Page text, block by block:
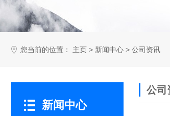
您当前的位置： 主页 > 新闻中心 > 公司资讯
新闻中心
公司